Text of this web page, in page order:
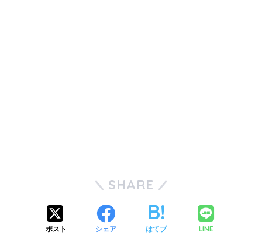
SHARE
ポスト シェア はてブ LINE